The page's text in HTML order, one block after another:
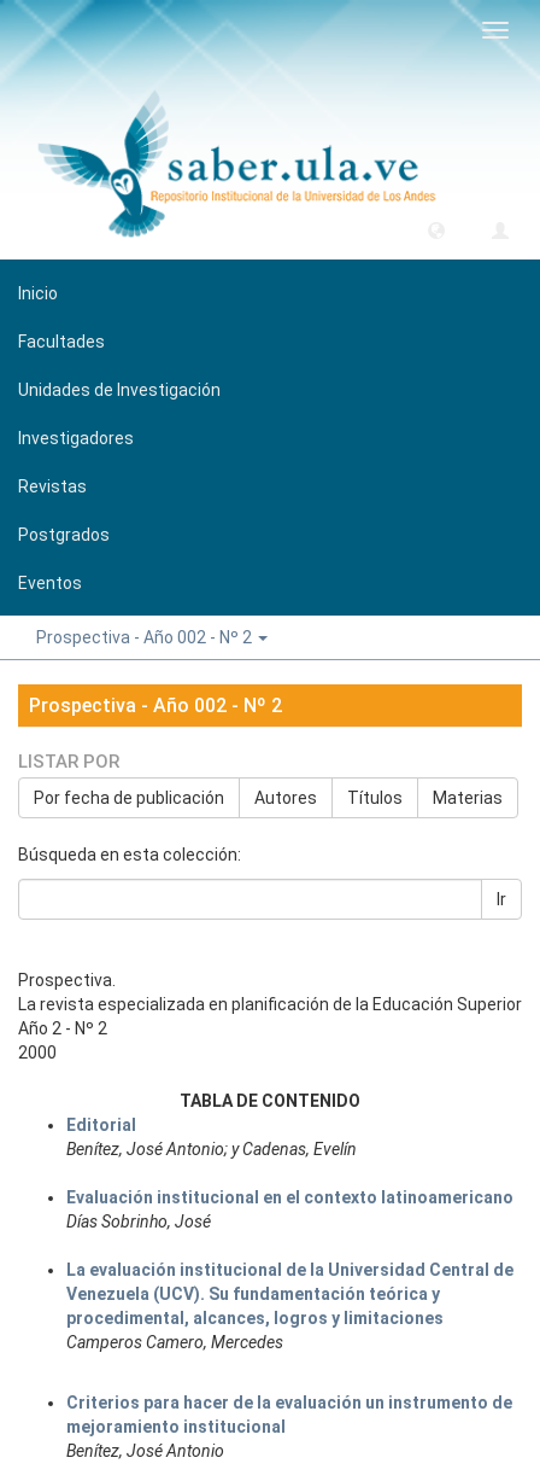
Inicio
Facultades
Unidades de Investigación
Investigadores
Revistas
Postgrados
Eventos
Prospectiva - Año 002 - Nº 2
Prospectiva - Año 002 - Nº 2
LISTAR POR
Por fecha de publicación Autores Títulos Materias
Búsqueda en esta colección:
Ir
Prospectiva.
La revista especializada en planificación de la Educación Superior
Año 2 - Nº 2
2000
TABLA DE CONTENIDO
Editorial
Benítez, José Antonio; y Cadenas, Evelín
Evaluación institucional en el contexto latinoamericano
Días Sobrinho, José
La evaluación institucional de la Universidad Central de
Venezuela (UCV). Su fundamentación teórica y
procedimental, alcances, logros y limitaciones
Camperos Camero, Mercedes
Criterios para hacer de la evaluación un instrumento de
mejoramiento institucional
Benítez, José Antonio